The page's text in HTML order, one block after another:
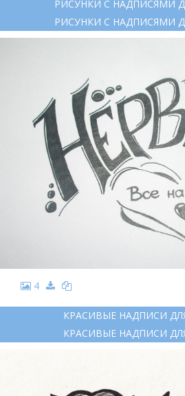
РИСУНКИ С НАДПИСЯМИ
РИСУНКИ С НАДПИСЯМИ
4
КРАСИВЫЕ НАДПИСИ
КРАСИВЫЕ НАДПИСИ